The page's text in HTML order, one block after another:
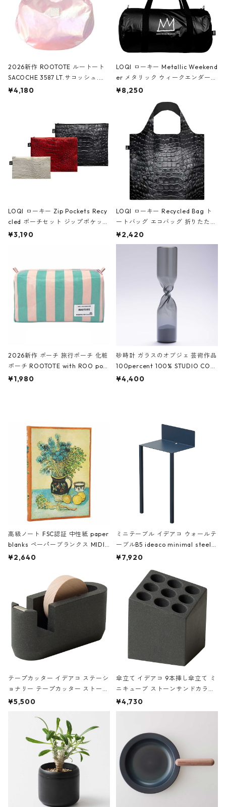
2026新作 ROOTOTE ルートート
SACOCHE 3587 LT.サコッシュ.ル
ミエ-B ショルダーバッグ グロスピ
¥4,180
LOQI ローキー Metallic Weekend
er メタリック ウィークエンダー
ボストンバッグ ショルダーバッグ
Black ジャン=ミッシェル・バスキ
ア/クラウン ブラック
¥8,250
LOQI ローキー Zip Pockets Recy
cled ポーチセット ジップポケット
ファスナーポーチ 撥水加工 トラベ
ーガンディー、オフホワイト
¥3,190
LOQI ローキー Recycled Bag ト
ートバッグ エコバッグ 折りたたみ
大きめ 撥水加工 収納ポーチ CRO
CODILE/Black クロコダイル/ブラ
¥2,420
2026新作 ポーチ 旅行ポーチ 化粧
ポーチ ROOTOTE with ROO pou
ch 3532 ルートート WR.ポーチ.ラ
¥1,980
砂時計 ガラスのオブジェ 芸術作品
100percent 100% STUDIO COH
AKU Timeless 100パーセント ス
¥4,400
高級ノート FSC認証 中性紙 paper
blanks ペーパーブランクス MIDI
ハードカバー 罫線 ヴァン・ゴッホ
¥2,640
ミニテーブル イデアコ ウォールテ
ーブルB5 ideaco minimal steel f
urniture WALL Table B5 ネイビー
¥7,920
テープカッター イデアコ ステーシ
ョナリー テープカッター ストーン
サンドカラー 石調 ideaco Station
¥5,500
傘立て イデアコ 9本挿し傘立て ミ
ニキューブ ストーンサンドカラー
石調 ideaco Umbrella Stand CUB
E ストーンサンドブラック
¥4,730